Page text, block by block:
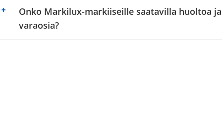
+
Onko Markilux-markiiseille saatavilla huoltoa ja
varaosia?